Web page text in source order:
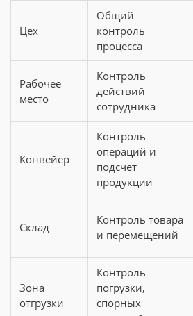
Цех
Общий
контроль
процесса
Рабочее
место
Контроль
действий
сотрудника
Конвейер
Контроль
операций и
подсчет
продукции
Склад
Контроль товара
и перемещений
Зона
отгрузки
Контроль
погрузки,
спорных